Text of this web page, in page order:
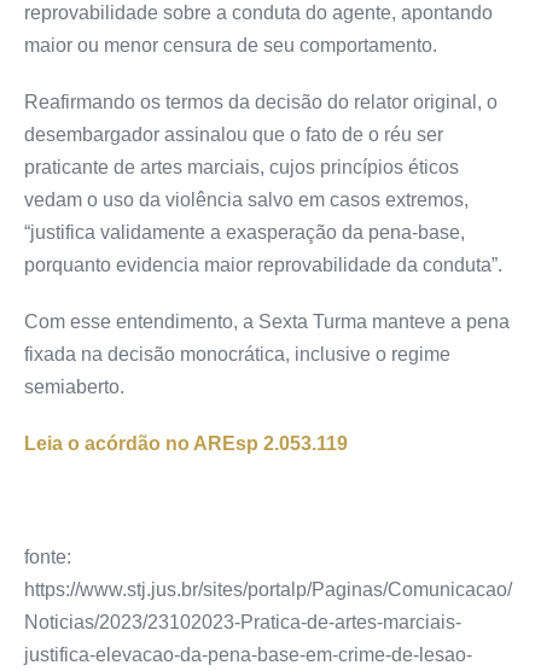
reprovabilidade sobre a conduta do agente, apontando
maior ou menor censura de seu comportamento.
Reafirmando os termos da decisão do relator original, o
desembargador assinalou que o fato de o réu ser
praticante de artes marciais, cujos princípios éticos
vedam o uso da violência salvo em casos extremos,
“justifica validamente a exasperação da pena-base,
porquanto evidencia maior reprovabilidade da conduta”.
Com esse entendimento, a Sexta Turma manteve a pena
fixada na decisão monocrática, inclusive o regime
semiaberto.
Leia o acórdão no AREsp 2.053.119
fonte:
https://www.stj.jus.br/sites/portalp/Paginas/Comunicacao/
Noticias/2023/23102023-Pratica-de-artes-marciais-
justifica-elevacao-da-pena-base-em-crime-de-lesao-